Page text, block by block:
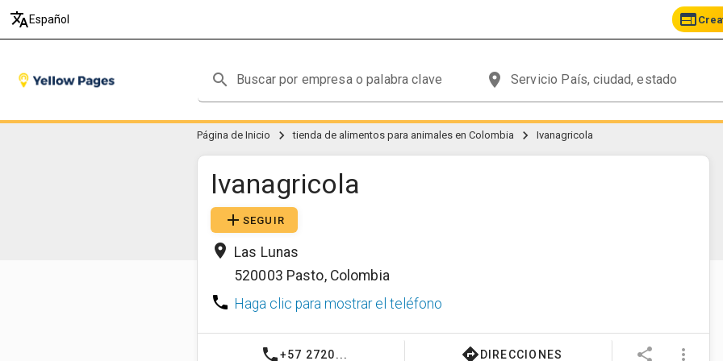
translate Español web
search place
Página de Inicio chevron_right tienda de alimentos para animales en Colombia chevron_right Ivanagricola
Ivanagricola
add SEGUIR
place Las Lunas
520003 Pasto, Colombia
phone Haga clic para mostrar el teléfono
phone+57 2720... directions DIRECCIONES share more_vert